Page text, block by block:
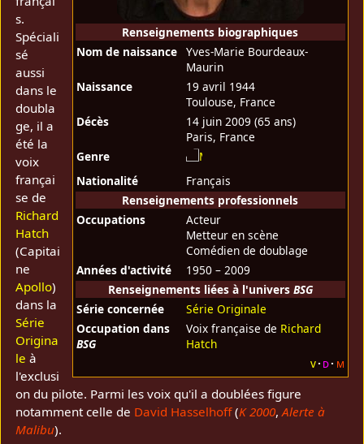
Renseignements biographiques
Nom de naissance Yves-Marie Bourdeaux-
Maurin
Naissance
19 avril 1944
Toulouse, France
Décès
14 juin 2009 (65 ans)
Paris, France
Genre
Nationalité
Français
Renseignements professionnels
Occupations
Acteur
Metteur en scène
Comédien de doublage
Années d'activité
1950 – 2009
Renseignements liées à l'univers BSG
Série concernée
Série Originale
Occupation dans
BSG
Voix française de Richard
Hatch
v d m
s.
Spéciali
sé
aussi
dans le
doubla
ge, il a
été la
voix
françai
se de
Richard
Hatch
(Capitai
ne
Apollo)
dans la
Série
Origina
le à
l'exclusi
on du pilote. Parmi les voix qu'il a doublées figure
notamment celle de David Hasselhoff(K 2000,Alerte à
Malibu).